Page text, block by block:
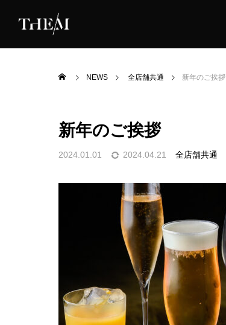
NEWS 全店舗共通 新年のご挨拶
新年のご挨拶
2024.01.01 2024.04.21 全店舗共通